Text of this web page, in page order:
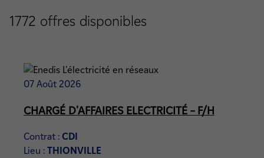
1772 offres disponibles
07 Août 2026
CHARGÉ D'AFFAIRES ELECTRICITÉ – F/H
Contrat : CDI
Lieu : THIONVILLE